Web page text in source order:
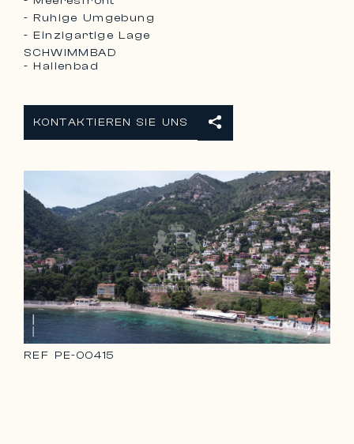
- Ruhige Umgebung
- Einzigartige Lage
SCHWIMMBAD
- Hallenbad
KONTAKTIEREN SIE UNS
REF PE-00415